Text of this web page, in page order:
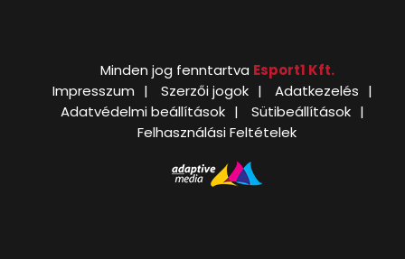
Minden jog fenntartva Esport1 Kft.
Impresszum
Szerzői jogok
Adatkezelés
Adatvédelmi beállítások
Sütibeállítások
Felhasználási Feltételek